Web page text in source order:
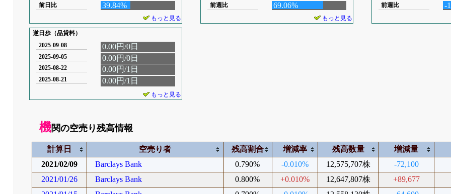
前日比 39.84%
もっと見る
前週比 69.06%
もっと見る
前週比 -
逆日歩（品貸料）
2025-09-08
0.00円/0日
2025-09-05 0.00円/0日
2025-08-22 0.00円/1日
2025-08-21 0.00円/1日
もっと見る
機関の空売り残高情報
計算日 空売り者 残高割合 増減率 残高数量
増減量
2021/02/09
Barclays Bank 0.790% -0.010% 12,575,707株
-72,100
2021/01/26
Barclays Bank 0.800% +0.010% 12,647,807株
+89,677